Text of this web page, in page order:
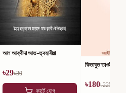
আল আক্বীদা আত-ত্বহাবীয়া
৳29৳30
কার্টে যোগ
কিতাবুত তাওহীদ
৳180৳225